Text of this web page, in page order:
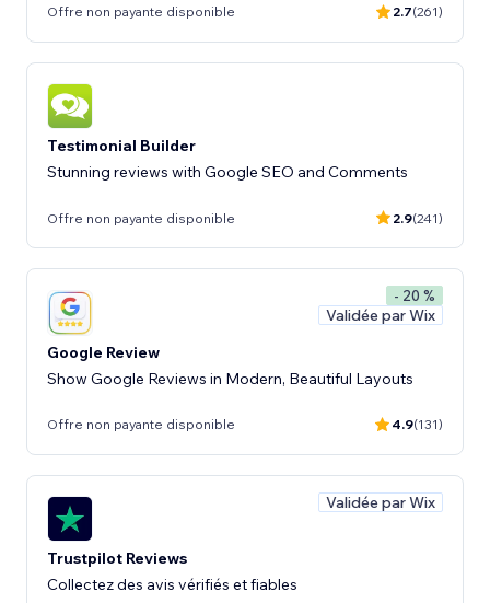
Offre non payante disponible 2.7(261)
Testimonial Builder
Stunning reviews with Google SEO and Comments
Offre non payante disponible 2.9(241)
- 20 %
Validée par Wix
Google Review
Show Google Reviews in Modern, Beautiful Layouts
Offre non payante disponible 4.9(131)
Validée par Wix
Trustpilot Reviews
Collectez des avis vérifiés et fiables